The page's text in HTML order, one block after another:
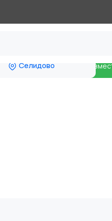
Селидово